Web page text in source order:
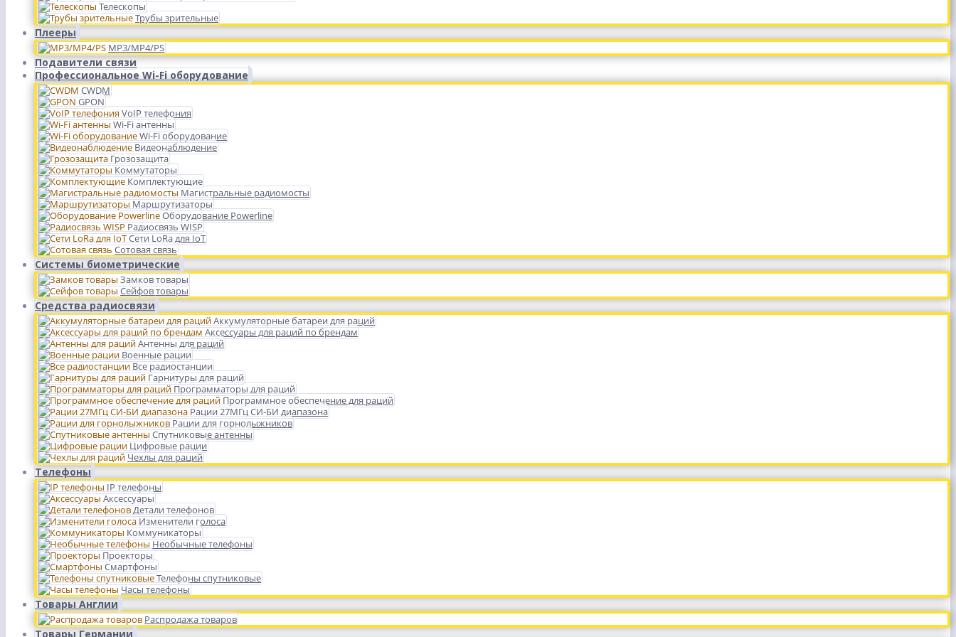
Телескопы
Трубы зрительные
Плееры
MP3/MP4/PS
Подавители связи
Профессиональное Wi-Fi оборудование
CWDM
GPON
VoIP телефония
Wi-Fi антенны
Wi-Fi оборудование
Видеонаблюдение
Грозозащита
Коммутаторы
Комплектующие
Магистральные радиомосты
Маршрутизаторы
Оборудование Powerline
Радиосвязь WISP
Сети LoRa для IoT
Сотовая связь
Системы биометрические
Замков товары
Сейфов товары
Средства радиосвязи
Аккумуляторные батареи для раций
Аксессуары для раций по брендам
Антенны для раций
Военные рации
Все радиостанции
Гарнитуры для раций
Программаторы для раций
Программное обеспечение для раций
Рации 27МГц СИ-БИ диапазона
Рации для горнолыжников
Спутниковые антенны
Цифровые рации
Чехлы для раций
Телефоны
IP телефоны
Аксессуары
Детали телефонов
Изменители голоса
Коммуникаторы
Необычные телефоны
Проекторы
Смартфоны
Телефоны спутниковые
Часы телефоны
Товары Англии
Распродажа товаров
Товары Германии